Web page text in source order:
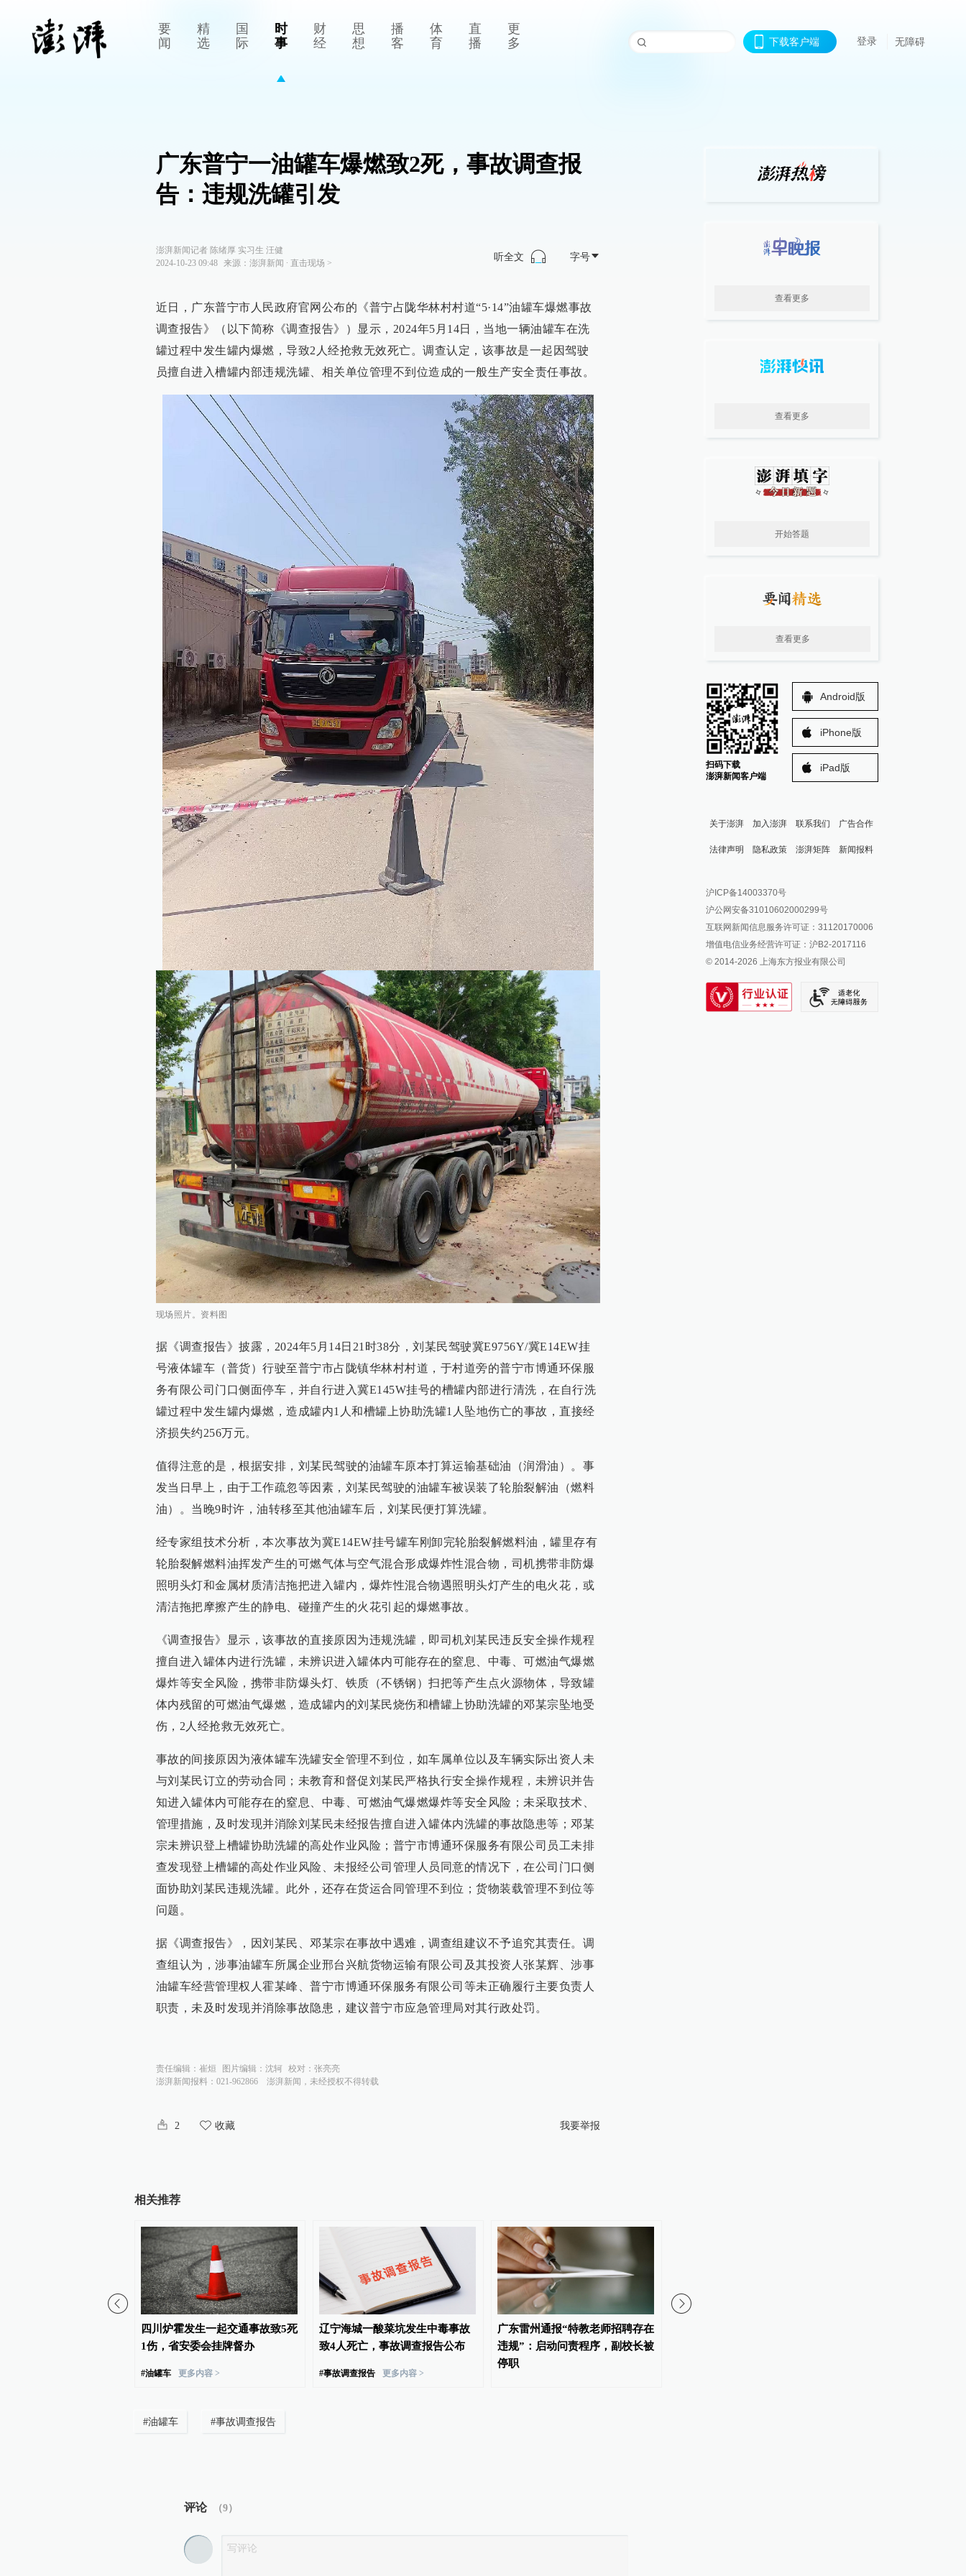
要
闻
精
选
国
际
时
事
财
经
思
想
播
客
体
育
直
播
更
多
下载客户端 登录 无障碍
广东普宁一油罐车爆燃致2死，事故调查报
告：违规洗罐引发
澎湃新闻记者 陈绪厚 实习生 汪健
2024-10-23 09:48
来源： 澎湃新闻 ∙ 直击现场 >
听全文 字号
近日，广东普宁市人民政府官网公布的《普宁占陇华林村村道“5·14”油罐车爆燃事故
调查报告》（以下简称《调查报告》）显示，2024年5月14日，当地一辆油罐车在洗
罐过程中发生罐内爆燃，导致2人经抢救无效死亡。调查认定，该事故是一起因驾驶
员擅自进入槽罐内部违规洗罐、相关单位管理不到位造成的一般生产安全责任事故。
现场照片。资料图
据《调查报告》披露，2024年5月14日21时38分，刘某民驾驶冀E9756Y/冀E14EW挂
号液体罐车（普货）行驶至普宁市占陇镇华林村村道，于村道旁的普宁市博通环保服
务有限公司门口侧面停车，并自行进入冀E145W挂号的槽罐内部进行清洗，在自行洗
罐过程中发生罐内爆燃，造成罐内1人和槽罐上协助洗罐1人坠地伤亡的事故，直接经
济损失约256万元。
值得注意的是，根据安排，刘某民驾驶的油罐车原本打算运输基础油（润滑油）。事
发当日早上，由于工作疏忽等因素，刘某民驾驶的油罐车被误装了轮胎裂解油（燃料
油）。当晚9时许，油转移至其他油罐车后，刘某民便打算洗罐。
经专家组技术分析，本次事故为冀E14EW挂号罐车刚卸完轮胎裂解燃料油，罐里存有
轮胎裂解燃料油挥发产生的可燃气体与空气混合形成爆炸性混合物，司机携带非防爆
照明头灯和金属材质清洁拖把进入罐内，爆炸性混合物遇照明头灯产生的电火花，或
清洁拖把摩擦产生的静电、碰撞产生的火花引起的爆燃事故。
《调查报告》显示，该事故的直接原因为违规洗罐，即司机刘某民违反安全操作规程
擅自进入罐体内进行洗罐，未辨识进入罐体内可能存在的窒息、中毒、可燃油气爆燃
爆炸等安全风险，携带非防爆头灯、铁质（不锈钢）扫把等产生点火源物体，导致罐
体内残留的可燃油气爆燃，造成罐内的刘某民烧伤和槽罐上协助洗罐的邓某宗坠地受
伤，2人经抢救无效死亡。
事故的间接原因为液体罐车洗罐安全管理不到位，如车属单位以及车辆实际出资人未
与刘某民订立的劳动合同；未教育和督促刘某民严格执行安全操作规程，未辨识并告
知进入罐体内可能存在的窒息、中毒、可燃油气爆燃爆炸等安全风险；未采取技术、
管理措施，及时发现并消除刘某民未经报告擅自进入罐体内洗罐的事故隐患等；邓某
宗未辨识登上槽罐协助洗罐的高处作业风险；普宁市博通环保服务有限公司员工未排
查发现登上槽罐的高处作业风险、未报经公司管理人员同意的情况下，在公司门口侧
面协助刘某民违规洗罐。此外，还存在货运合同管理不到位；货物装载管理不到位等
问题。
据《调查报告》，因刘某民、邓某宗在事故中遇难，调查组建议不予追究其责任。调
查组认为，涉事油罐车所属企业邢台兴航货物运输有限公司及其投资人张某辉、涉事
油罐车经营管理权人霍某峰、普宁市博通环保服务有限公司等未正确履行主要负责人
职责，未及时发现并消除事故隐患，建议普宁市应急管理局对其行政处罚。
责任编辑： 崔烜 图片编辑： 沈轲 校对： 张亮亮
澎湃新闻报料：021-962866
澎湃新闻，未经授权不得转载
2 收藏 我要举报
相关推荐
四川炉霍发生一起交通事故致5死
1伤，省安委会挂牌督办
#油罐车 更多内容 >
辽宁海城一酸菜坑发生中毒事故
致4人死亡，事故调查报告公布
#事故调查报告 更多内容 >
广东雷州通报“特教老师招聘存在
违规”：启动问责程序，副校长被
停职
#油罐车 #事故调查报告
评论 （9）
查看更多
查看更多
开始答题
查看更多
扫码下载
澎湃新闻客户端
Android版
iPhone版
iPad版
关于澎湃 加入澎湃 联系我们 广告合作
法律声明 隐私政策 澎湃矩阵
澎湃新闻公众号
澎湃新闻抖音号
派生万物开放平台
IP SHANGHAI
SIXTH TONE
新闻报料
报料邮箱: news@thepaper.cn
沪ICP备14003370号
沪公网安备31010602000299号
互联网新闻信息服务许可证：31120170006
增值电信业务经营许可证：沪B2-2017116
© 2014-2026 上海东方报业有限公司